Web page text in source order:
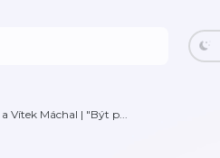
Vítek Máchal | "Být p...